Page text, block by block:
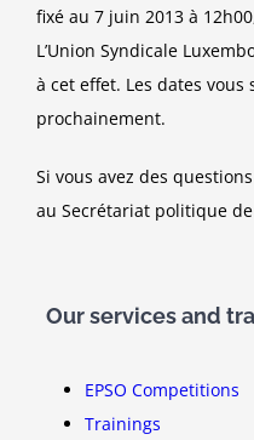
fixé au 7 juin 2013 à
L’Union Syndicale
à cet effet. Les dates
prochainement.
Si vous avez des
au Secrétariat politique de
Our services and
EPSO Competitions
Trainings